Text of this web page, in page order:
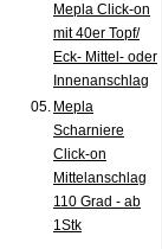
Mepla Click-on
mit 40er Topf/
Eck- Mittel- oder
Innenanschlag
05. Mepla
Scharniere
Click-on
Mittelanschlag
110 Grad - ab
1Stk